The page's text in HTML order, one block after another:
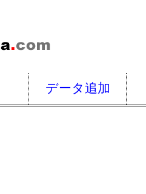
データ追加